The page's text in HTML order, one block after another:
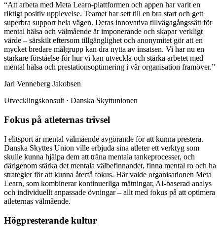
“Att arbeta med Meta Learn-plattformen och appen har varit en
riktigt positiv upplevelse. Teamet har sett till en bra start och gett
superbra support hela vägen. Deras innovativa tillvägagångssätt för
mental hälsa och välmående är imponerande och skapar verkligt
värde – särskilt eftersom tillgänglighet och anonymitet gör att en
mycket bredare målgrupp kan dra nytta av insatsen. Vi har nu en
starkare förståelse för hur vi kan utveckla och stärka arbetet med
mental hälsa och prestationsoptimering i vår organisation framöver.”
Jarl Venneberg Jakobsen
Utvecklingskonsult · Danska Skyttunionen
Fokus på atleternas trivsel
I elitsport är mental välmående avgörande för att kunna prestera.
Danska Skyttes Union ville erbjuda sina atleter ett verktyg som
skulle kunna hjälpa dem att träna mentala tankeprocesser, och
därigenom stärka det mentala välbefinnandet, finna mental ro och ha
strategier för att kunna återfå fokus. Här valde organisationen Meta
Learn, som kombinerar kontinuerliga mätningar, AI-baserad analys
och individuellt anpassade övningar – allt med fokus på att optimera
atleternas välmående.
Högpresterande kultur